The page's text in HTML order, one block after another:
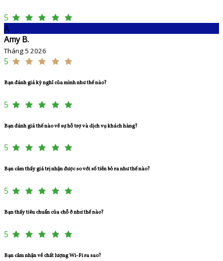
5
A
Amy B.
Tháng 5 2026
5
Bạn đánh giá kỳ nghỉ của mình như thế nào?
5
Bạn đánh giá thế nào về sự hỗ trợ và dịch vụ khách hàng?
5
Bạn cảm thấy giá trị nhận được so với số tiền bỏ ra như thế nào?
5
Bạn thấy tiêu chuẩn của chỗ ở như thế nào?
5
Bạn cảm nhận về chất lượng Wi-Fi ra sao?